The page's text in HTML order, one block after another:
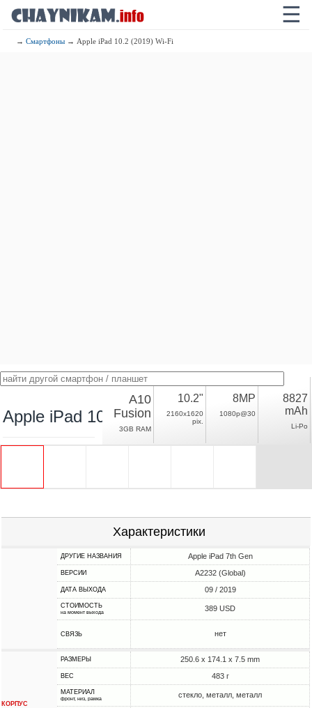
☰
→Смартфоны → Apple iPad 10.2 (2019) Wi-Fi
Apple iPad 10.2 (2019) Wi-Fi
A10
Fusion
3GB RAM
10.2"
2160x1620
pix.
8MP
1080p@30
8827
mAh
Li-Po
Характеристики
ДРУГИЕ НАЗВАНИЯ Apple iPad 7th Gen
ВЕРСИИ A2232 (Global)
ДАТА ВЫХОДА 09 / 2019
СТОИМОСТЬ
на момент выхода 389 USD
СВЯЗЬ нет
КОРПУС
РАЗМЕРЫ 250.6 x 174.1 x 7.5 mm
ВЕС 483 г
МАТЕРИАЛ
фронт, низ, рамка стекло, металл, металл